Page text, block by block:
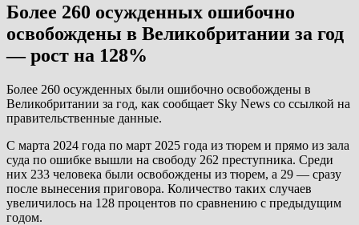
Более 260 осужденных ошибочно
освобождены в Великобритании за год
— рост на 128%
Более 260 осужденных были ошибочно освобождены в
Великобритании за год, как сообщает Sky News со ссылкой на
правительственные данные.
С марта 2024 года по март 2025 года из тюрем и прямо из зала
суда по ошибке вышли на свободу 262 преступника. Среди
них 233 человека были освобождены из тюрем, а 29 — сразу
после вынесения приговора. Количество таких случаев
увеличилось на 128 процентов по сравнению с предыдущим
годом.